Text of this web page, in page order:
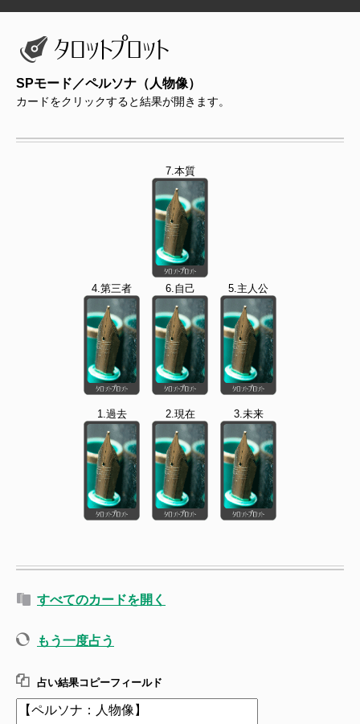
SPモード／ペルソナ（人物像）
カードをクリックすると結果が開きます。
7.本質
4.第三者 6.自己 5.主人公
1.過去 2.現在 3.未来
すべてのカードを開く
もう一度占う
占い結果コピーフィールド